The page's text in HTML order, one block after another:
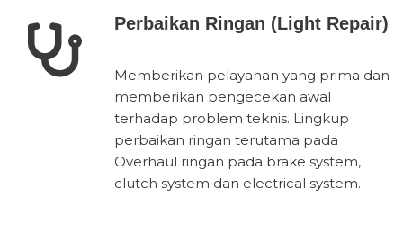
Perbaikan Ringan (Light Repair)
Memberikan pelayanan yang prima dan
memberikan pengecekan awal
terhadap problem teknis. Lingkup
perbaikan ringan terutama pada
Overhaul ringan pada brake system,
clutch system dan electrical system.